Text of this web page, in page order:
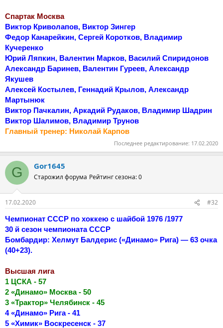
Спартак Москва
Виктор Криволапов, Виктор Зингер
Федор Канарейкин, Сергей Коротков, Владимир
Кучеренко
Юрий Ляпкин, Валентин Марков, Василий Спиридонов
Александр Баринев, Валентин Гуреев, Александр
Якушев
Алексей Костылев, Геннадий Крылов, Александр
Мартынюк
Виктор Пачкалин, Аркадий Рудаков, Владимир Шадрин
Виктор Шалимов, Владимир Трунов
Главный тренер: Николай Карпов
Последнее редактирование: 17.02.2020
G Gor1645
Старожил форума Рейтинг сезона: 0
17.02.2020
#32
Чемпионат СССР по хоккею с шайбой 1976 /1977
30 й сезон чемпионата СССР
Бомбардир: Хелмут Балдерис («Динамо» Рига) — 63 очка
(40+23).
Высшая лига
1 ЦСКА - 57
2 «Динамо» Москва - 50
3 «Трактор» Челябинск - 45
4 «Динамо» Рига - 41
5 «Химик» Воскресенск - 37